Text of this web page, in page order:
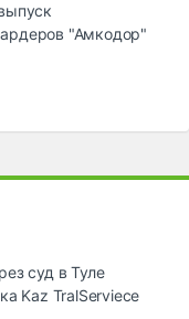
"Амкодор"
суд в Туле
Kaz TralServiece